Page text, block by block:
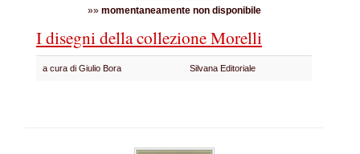
»» momentaneamente non disponibile
I disegni della collezione Morelli
a cura di Giulio Bora Silvana Editoriale